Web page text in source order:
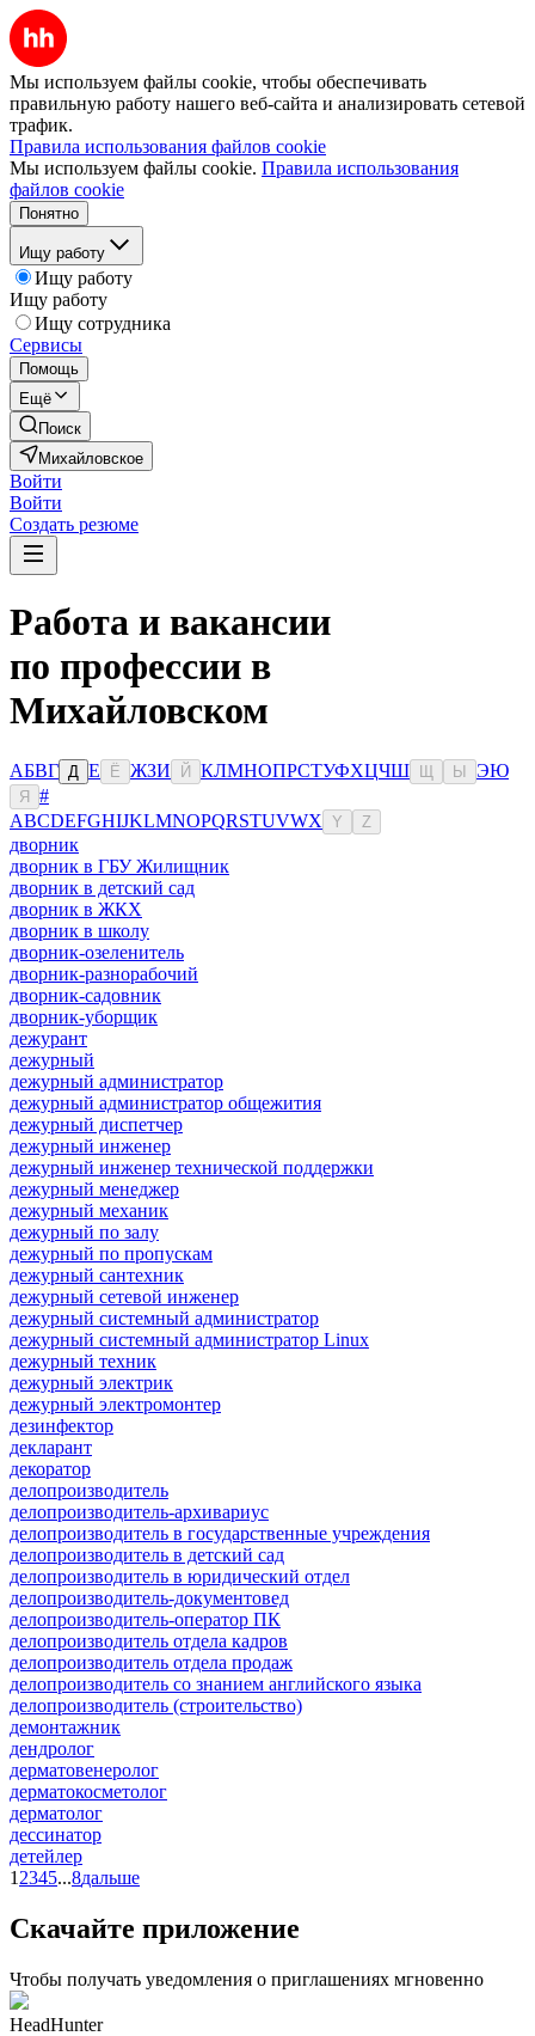
Мы используем файлы cookie, чтобы обеспечивать
правильную работу нашего веб-сайта и анализировать сетевой
трафик.
Правила использования файлов cookie
Мы используем файлы cookie. Правила использования
файлов cookie
Понятно
Ищу работу
Ищу работу
Ищу работу
Ищу сотрудника
Сервисы
Помощь
Ещё
Поиск
Михайловское
Войти
Войти
Создать резюме
Работа и вакансии
по профессии в
Михайловском
АБВГ Д Е Ё ЖЗИ Й КЛМНОПРСТУФХЦЧШ Ы ЭЮ
Я
#
ABCDEFGHIJKLMNOPQRSTUVWX Y Z
дворник
дворник в ГБУ Жилищник
дворник в детский сад
дворник в ЖКХ
дворник в школу
дворник-озеленитель
дворник-разнорабочий
дворник-садовник
дворник-уборщик
дежурант
дежурный
дежурный администратор
дежурный администратор общежития
дежурный диспетчер
дежурный инженер
дежурный инженер технической поддержки
дежурный менеджер
дежурный механик
дежурный по залу
дежурный по пропускам
дежурный сантехник
дежурный сетевой инженер
дежурный системный администратор
дежурный системный администратор Linux
дежурный техник
дежурный электрик
дежурный электромонтер
дезинфектор
декларант
декоратор
делопроизводитель
делопроизводитель-архивариус
делопроизводитель в государственные учреждения
делопроизводитель в детский сад
делопроизводитель в юридический отдел
делопроизводитель-документовед
делопроизводитель-оператор ПК
делопроизводитель отдела кадров
делопроизводитель отдела продаж
делопроизводитель со знанием английского языка
делопроизводитель (строительство)
демонтажник
дендролог
дерматовенеролог
дерматокосметолог
дерматолог
дессинатор
детейлер
1 2345...8дальше
Скачайте приложение
Чтобы получать уведомления о приглашениях мгновенно
HeadHunter